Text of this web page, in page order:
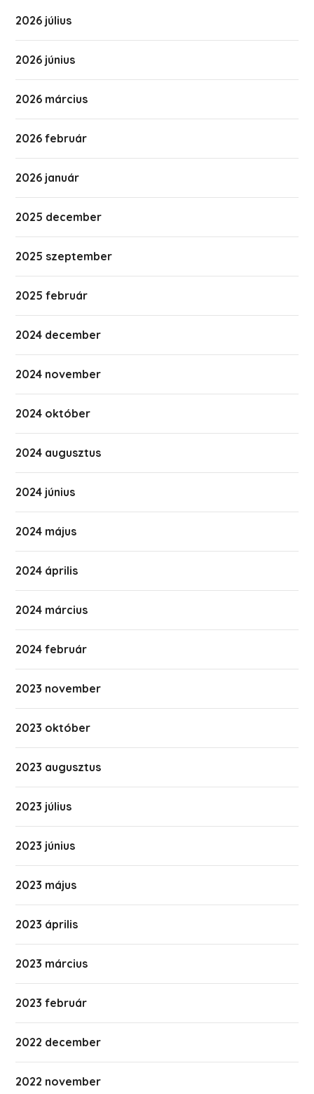
2026 július
2026 június
2026 március
2026 február
2026 január
2025 december
2025 szeptember
2025 február
2024 december
2024 november
2024 október
2024 augusztus
2024 június
2024 május
2024 április
2024 március
2024 február
2023 november
2023 október
2023 augusztus
2023 július
2023 június
2023 május
2023 április
2023 március
2023 február
2022 december
2022 november